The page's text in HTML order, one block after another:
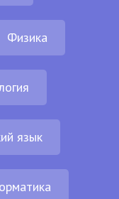
Физика
язык